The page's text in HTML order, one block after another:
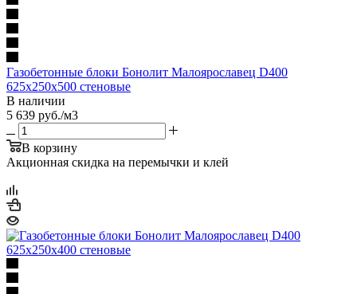
Газобетонные блоки Бонолит Малоярославец D400
625х250х500 стеновые
В наличии
5 639 руб./м3
В корзину
Акционная скидка на перемычки и клей